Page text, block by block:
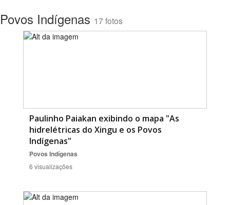
Subtema
BUSCAR
Povos Indígenas 17 fotos
Paulinho Paiakan exibindo o mapa "As
hidrelétricas do Xingu e os Povos
Indígenas"
Povos Indígenas
6 visualizações